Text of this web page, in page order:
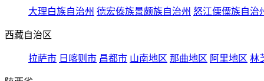
大理白族自治州 德宏傣族景颇族自治州 怒江傈僳族自治
西藏自治区
拉萨市 日喀则市 昌都市 山南地区 那曲地区 阿里地区 林